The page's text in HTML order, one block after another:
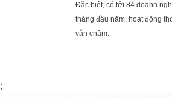
Đặc biệt, có tới 84 doanh
tháng đầu năm, hoạt động
vẫn chậm.
;